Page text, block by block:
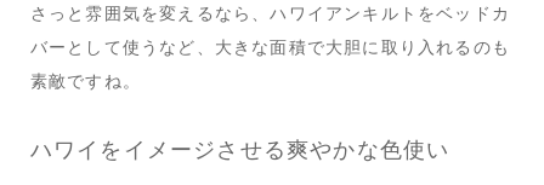
さっと雰囲気を変えるなら、ハワイアンキルトをベッドカ
バーとして使うなど、大きな面積で大胆に取り入れるのも
素敵ですね。
ハワイをイメージさせる爽やかな色使い